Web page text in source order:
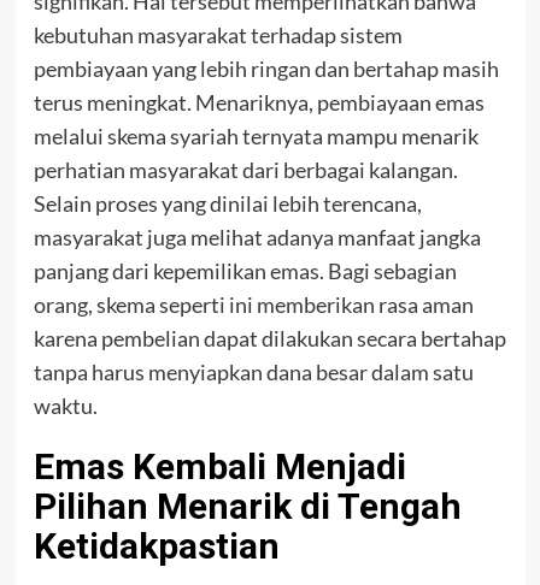
kebutuhan masyarakat terhadap sistem
pembiayaan yang lebih ringan dan bertahap masih
terus meningkat. Menariknya, pembiayaan emas
melalui skema syariah ternyata mampu menarik
perhatian masyarakat dari berbagai kalangan.
Selain proses yang dinilai lebih terencana,
masyarakat juga melihat adanya manfaat jangka
panjang dari kepemilikan emas. Bagi sebagian
orang, skema seperti ini memberikan rasa aman
karena pembelian dapat dilakukan secara bertahap
tanpa harus menyiapkan dana besar dalam satu
waktu.
Emas Kembali Menjadi
Pilihan Menarik di Tengah
Ketidakpastian